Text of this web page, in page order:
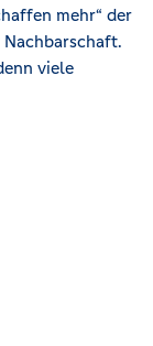
mehr“ der
viele